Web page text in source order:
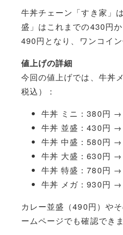
牛丼チェーン「すき家」
盛」はこれまでの430円
490円となり、ワンコイ
値上げの詳細
今回の値上げでは、牛丼
税込）：
牛丼 ミニ：380円 →
牛丼 並盛：430円 →
牛丼 中盛：580円 →
牛丼 大盛：630円 →
牛丼 特盛：780円 →
牛丼 メガ：930円 →
カレー並盛（490円）や
ームページでも確認できま